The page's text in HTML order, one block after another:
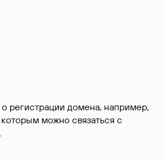
регистрации домена, например,
можно связаться с